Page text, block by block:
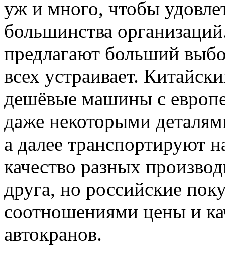
уж и много, чтобы
большинства
предлагают больший
всех устраивает.
дешёвые машины с
даже некоторыми
а далее транспортируют
качество разных
друга, но российские
соотношениями цены и
автокранов.